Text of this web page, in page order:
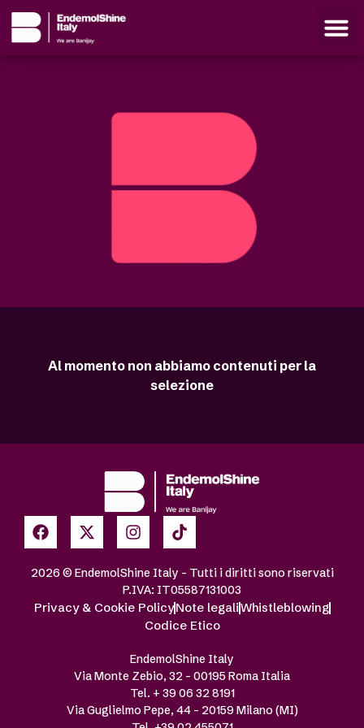
Al momento non abbiamo contenuti per la
selezione
2026 © EndemolShine Italy – Tutti i diritti sono riservati
P.IVA: IT05587131003
Privacy & Cookie PolicyNote legaliWhistleblowing
Codice Etico
EndemolShine Italy
Via Monte Zebio, 32 – 00195 Roma Italia
Tel. + 39 06 32 8191
Via Guglielmo Pepe, 44 – 20159 Milano (MI)